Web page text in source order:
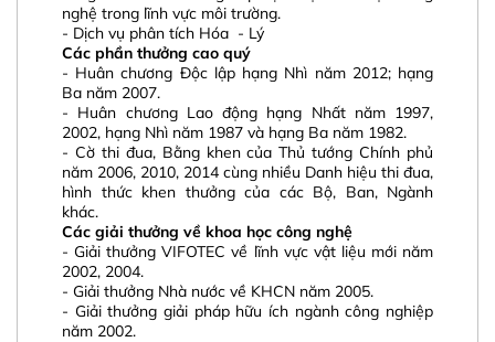
nghệ trong lĩnh vực môi trường.
- Dịch vụ phân tích Hóa - Lý
Các phần thưởng cao quý
- Huân chương Độc lập hạng Nhì năm 2012; hạng
Ba năm 2007.
- Huân chương Lao động hạng Nhất năm 1997,
2002, hạng Nhì năm 1987 và hạng Ba năm 1982.
- Cờ thi đua, Bằng khen của Thủ tướng Chính phủ
năm 2006, 2010, 2014 cùng nhiều Danh hiệu thi đua,
hình thức khen thưởng của các Bộ, Ban, Ngành
khác.
Các giải thưởng về khoa học công nghệ
- Giải thưởng VIFOTEC về lĩnh vực vật liệu mới năm
2002, 2004.
- Giải thưởng Nhà nước về KHCN năm 2005.
- Giải thưởng giải pháp hữu ích ngành công nghiệp
năm 2002.